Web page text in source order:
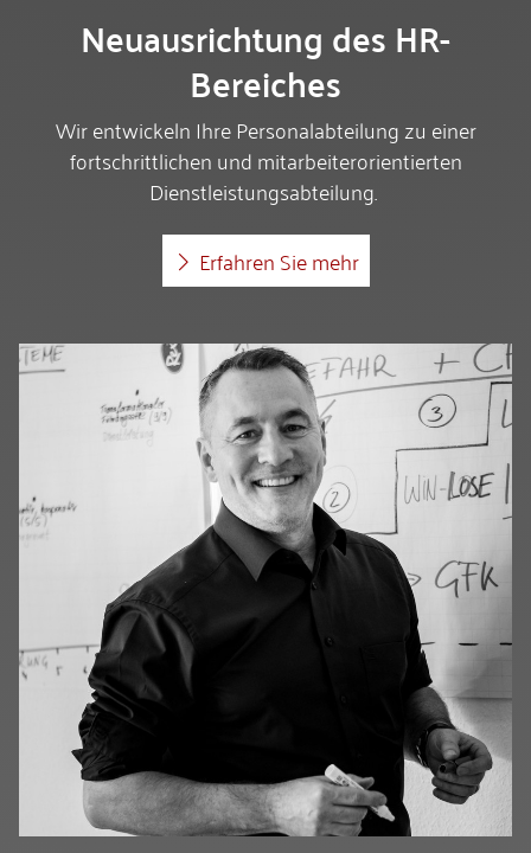
Neuausrichtung des HR-
Bereiches
Wir entwickeln Ihre Personalabteilung zu einer
fortschrittlichen und mitarbeiterorientierten
Dienstleistungsabteilung.
Erfahren Sie mehr